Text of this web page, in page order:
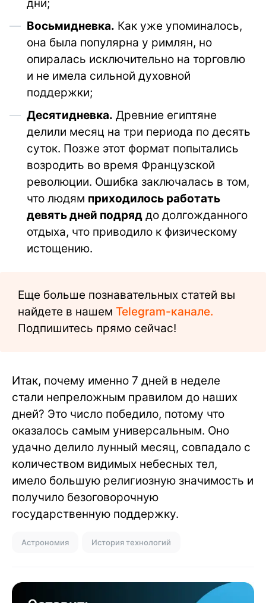
дни;
Восьмидневка. Как уже упоминалось,
она была популярна у римлян, но
опиралась исключительно на торговлю
и не имела сильной духовной
поддержки;
Десятидневка. Древние египтяне
делили месяц на три периода по десять
суток. Позже этот формат попытались
возродить во время Французской
революции. Ошибка заключалась в том,
что людям приходилось работать
девять дней подряд до долгожданного
отдыха, что приводило к физическому
истощению.
Еще больше познавательных статей вы
найдете в нашем Telegram-канале.
Подпишитесь прямо сейчас!
Итак, почему именно 7 дней в неделе
стали непреложным правилом до наших
дней? Это число победило, потому что
оказалось самым универсальным. Оно
удачно делило лунный месяц, совпадало с
количеством видимых небесных тел,
имело большую религиозную значимость и
получило безоговорочную
государственную поддержку.
Астрономия История технологий